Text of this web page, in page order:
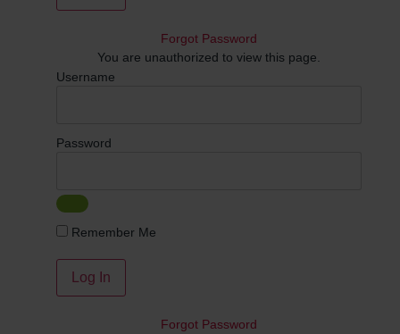
Forgot Password
You are unauthorized to view this page.
Username
Password
Remember Me
Forgot Password